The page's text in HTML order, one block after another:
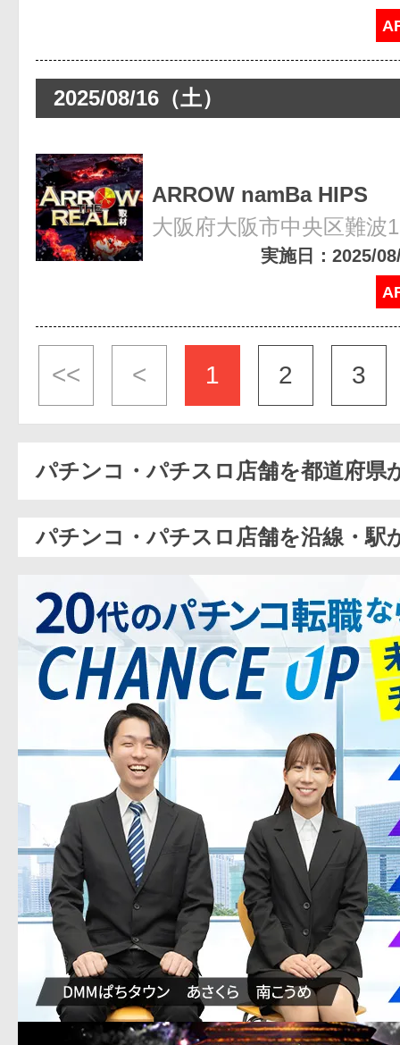
2025/08/16（土）
ARROW namBa HIPS
大阪府大阪市中央区難波
実施日：2025/
<< < 1 2 3
パチンコ・パチスロ店舗を都道府県
パチンコ・パチスロ店舗を沿線・駅